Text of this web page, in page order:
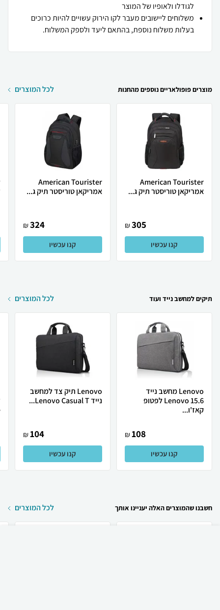
לגודלו ולאופיו של המוצר
משלוחים ליישובים מעבר לקו הירוק עשויים להיות כרוכים
בעלות משלוח נוספת, בהתאם ליעד ולספק המשלוח.
מוצרים פופולאריים נוספים מהחנות לכל המוצרים
American Tourister
אמריקאן טוריסטר תיק ג...
305
₪
קנו עכשיו
American Tourister
אמריקאן טוריסטר תיק ג...
324
₪
קנו עכשיו
תיקים למחשב נייד ועוד לכל המוצרים
Lenovo מחשב נייד
Lenovo 15.6 לפטופ
קאז'ו...
108
₪
קנו עכשיו
Lenovo תיק צד למחשב
נייד Lenovo Casual T...
104
₪
קנו עכשיו
חשבנו שהמוצרים האלה יעניינו אותך לכל המוצרים